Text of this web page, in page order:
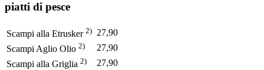
piatti di pesce
Scampi alla Etrusker 2) 27,90
Scampi Aglio Olio 2)
27,90
Scampi alla Griglia 2)
27,90